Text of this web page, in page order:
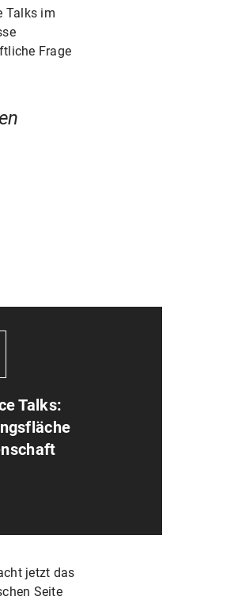
Talks im
Frage
Talks:
jetzt das
Seite